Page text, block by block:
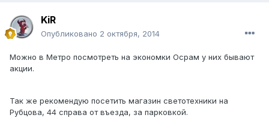
KiR
Опубликовано 2 октября, 2014
Можно в Метро посмотреть на экономки Осрам у них бывают
акции.
Так же рекомендую посетить магазин светотехники на
Рубцова, 44 справа от въезда, за парковкой.